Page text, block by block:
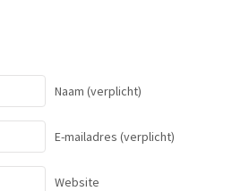
Naam (verplicht)
E-mailadres (verplicht)
Website